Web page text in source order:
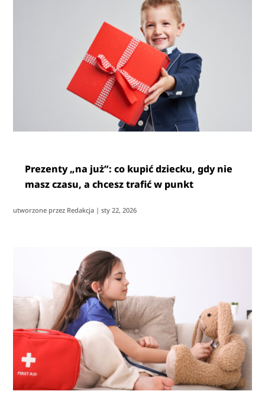
Prezenty „na już”: co kupić dziecku, gdy nie
masz czasu, a chcesz trafić w punkt
utworzone przez Redakcja |sty 22, 2026